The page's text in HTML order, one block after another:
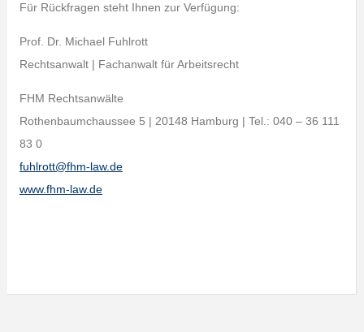
Für Rückfragen steht Ihnen zur Verfügung:
Prof. Dr. Michael Fuhlrott
Rechtsanwalt | Fachanwalt für Arbeitsrecht
FHM Rechtsanwälte
Rothenbaumchaussee 5 | 20148 Hamburg | Tel.: 040 – 36 111
83 0
fuhlrott@fhm-law.de
www.fhm-law.de